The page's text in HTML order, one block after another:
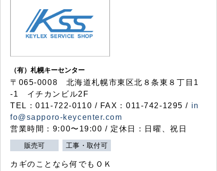
（有）札幌キーセンター
〒065-0008 北海道札幌市東区北８条東８丁目1
-1 イチカンビル2F
TEL：011-722-0110 / FAX：011-742-1295 / in
fo@sapporo-keycenter.com
営業時間：9:00〜19:00 / 定休日：日曜、祝日
販売可 工事・取付可
カギのことなら何でもＯＫ